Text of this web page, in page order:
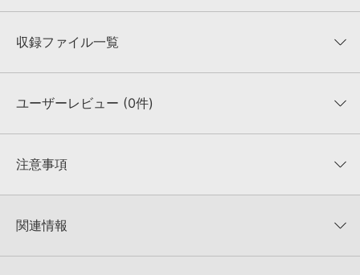
収録ファイル一覧
収録ファイル一覧
ユーザーレビュー (0件)
★★★★★
★5
★4
注意事項
KONTAKTフォーマットは、
でお使いいただけます。無償版のKONTAKT PLAYERではお使いい
関連情報